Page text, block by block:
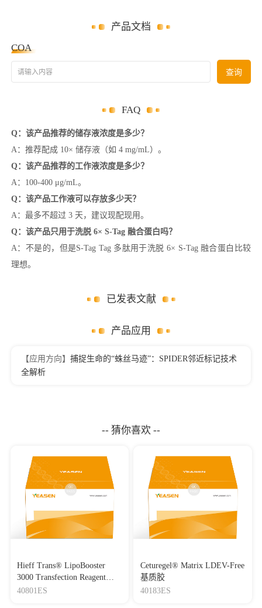
产品文档
COA
请输入内容 查询
FAQ
Q：该产品推荐的储存液浓度是多少？
A：推荐配成 10× 储存液（如 4 mg/mL）。
Q：该产品推荐的工作液浓度是多少？
A：100-400 μg/mL。
Q：该产品工作液可以存放多少天？
A：最多不超过 3 天，建议现配现用。
Q：该产品只用于洗脱 6× S-Tag 融合蛋白吗？
A：不是的，但是S-Tag Tag 多肽用于洗脱 6× S-Tag 融合蛋白比较
理想。
已发表文献
产品应用
【应用方向】 捕捉生命的“蛛丝马迹”：SPIDER邻近标记技术
全解析
-- 猜你喜欢 --
Hieff Trans® LipoBooster
3000 Transfection Reagent
Lipo3000转染试剂
40801ES
Ceturegel® Matrix LDEV-Free
基质胶
40183ES